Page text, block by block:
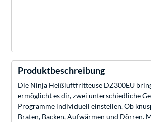
Produktbeschreibung
Die Ninja Heißluftfritteuse DZ300EU
ermöglicht es dir, zwei unterschiedliche
Programme individuell einstellen. Ob
Braten, Backen, Aufwärmen und Dörren.